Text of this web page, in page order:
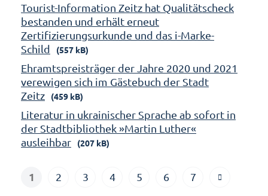
Tourist-Information Zeitz hat Qualitätscheck
bestanden und erhält erneut
Zertifizierungsurkunde und das i-Marke-
Schild
(557 kB)
Ehramtspreisträger der Jahre 2020 und 2021
verewigen sich im Gästebuch der Stadt
Zeitz
(459 kB)
Literatur in ukrainischer Sprache ab sofort in
der Stadtbibliothek »Martin Luther«
ausleihbar
(207 kB)
1 2 3 4 5 6 7